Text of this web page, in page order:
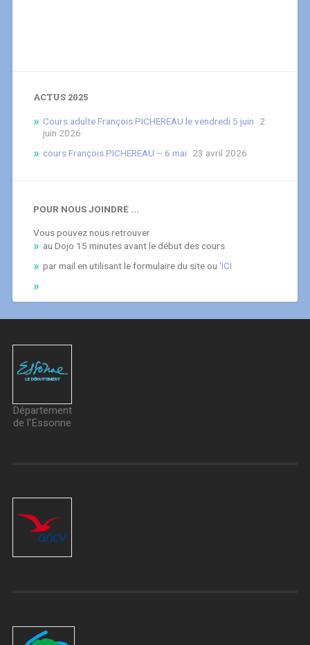
ACTUS 2025
Cours adulte François PICHEREAU le vendredi 5 juin
2
juin 2026
cours François PICHEREAU – 6 mai 23 avril 2026
POUR NOUS JOINDRE ...
Vous pouvez nous retrouver
au Dojo 15 minutes avant le début des cours
par mail en utilisant le formulaire du site ou 'ICI
Département
de l'Essonne